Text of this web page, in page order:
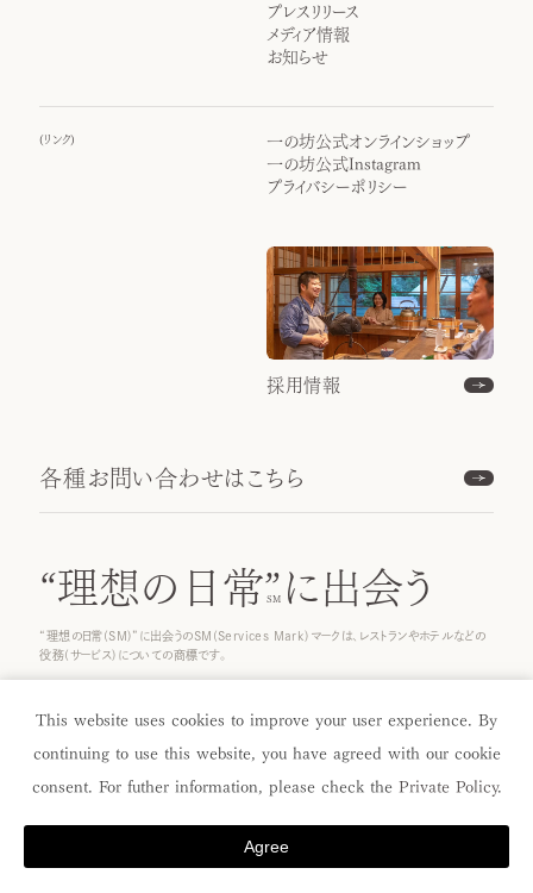
プレスリリース
メディア情報
お知らせ
( リンク)
一の坊公式オンラインショップ
一の坊公式Instagram
プライバシーポリシー
採用情報
各種お問い合わせはこちら
“理想の日常”に出会う
“理想の日常(SM)”に出会うのSM(Services Mark)マークは、レストランやホテルなどの
役務(サービス)についての商標です。
This website uses cookies to improve your user experience. By
continuing to use this website, you have agreed with our cookie
consent. For futher information, please check the Private Policy.
Agree